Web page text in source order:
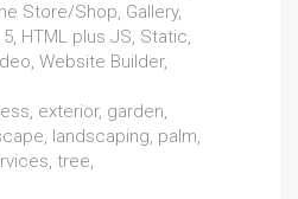
Store/Shop, Gallery,
HTML plus JS, Static,
Website Builder,
exterior, garden,
landscaping, palm,
tree,